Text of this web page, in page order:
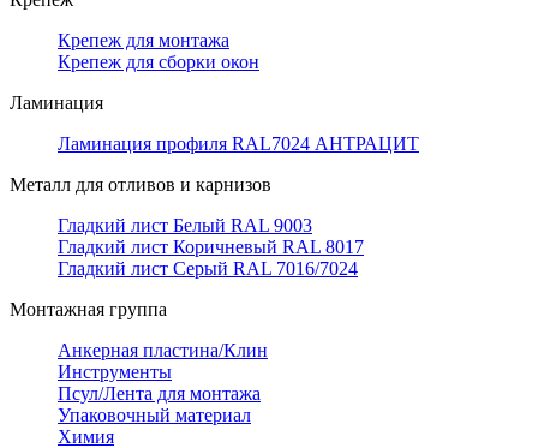
Крепеж для монтажа
Крепеж для сборки окон
Ламинация
Ламинация профиля RAL7024 АНТРАЦИТ
Металл для отливов и карнизов
Гладкий лист Белый RAL 9003
Гладкий лист Коричневый RAL 8017
Гладкий лист Серый RAL 7016/7024
Монтажная группа
Анкерная пластина/Клин
Инструменты
Псул/Лента для монтажа
Упаковочный материал
Химия